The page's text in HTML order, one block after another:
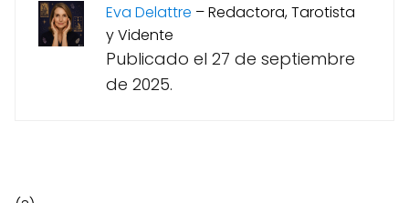
Eva Delattre –Redactora, Tarotista
y Vidente
Publicado el 27 de septiembre
de 2025.